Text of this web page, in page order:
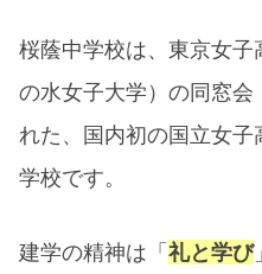
【東京私立中学
学院・雙葉の入試
まとめ
桜蔭中学校は、東京女
の水女子大学）の同窓会
れた、国内初の国立女
学校です。​
建学の精神は「礼と学び